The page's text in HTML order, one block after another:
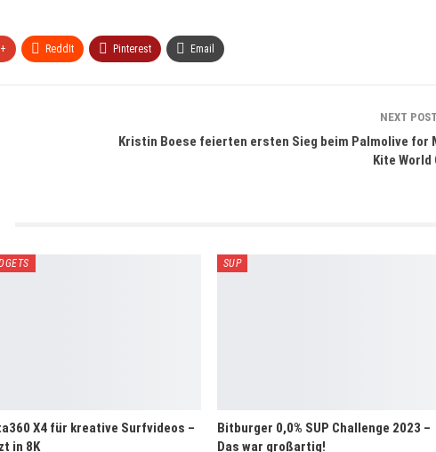
ReddIt Pinterest Email
NEXT POST
Kristin Boese feierten ersten Sieg beim Palmolive for
Kite World
X4 für kreative Surfvideos –
in 8K
SUP
Bitburger 0,0% SUP Challenge 2023 –
Das war großartig!